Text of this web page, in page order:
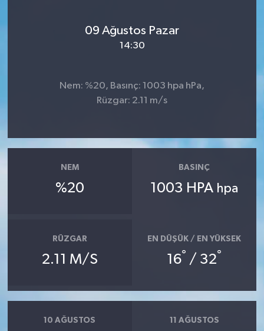
09 Ağustos Pazar
14:30
Nem: %20, Basınç: 1003 hpa hPa,
Rüzgar: 2.11 m/s
NEM
%20
BASINÇ
1003 HPA hpa
RÜZGAR
2.11 M/S
EN DÜŞÜK / EN YÜKSEK
16° / 32°
10 AĞUSTOS 11 AĞUSTOS